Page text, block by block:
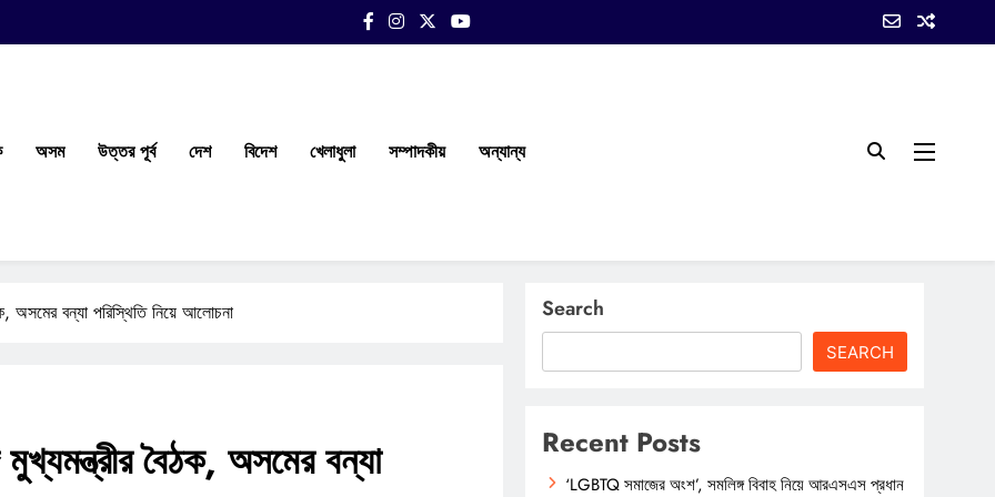
অসম উত্তর পূর্ব দেশ বিদেশ খেলাধুলা সম্পাদকীয় অন্যান্য
অসমের বন্যা পরিস্থিতি নিয়ে আলোচনা
মুখ্যমন্ত্রীর বৈঠক, অসমের বন্যা
Search
SEARCH
Recent Posts
‘LGBTQ সমাজের অংশ’, সমলিঙ্গ বিবাহ নিয়ে আরএসএস প্রধান